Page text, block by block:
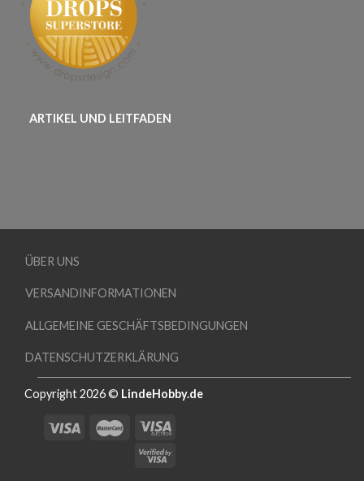
ARTIKEL UND LEITFADEN
ÜBER UNS
VERSANDINFORMATIONEN
ALLGEMEINE GESCHÄFTSBEDINGUNGEN
DATENSCHUTZERKLÄRUNG
Copyright 2026 © LindeHobby.de